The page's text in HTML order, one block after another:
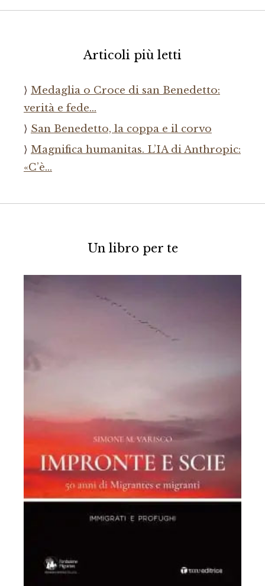
Articoli più letti
Medaglia o Croce di san Benedetto:
verità e fede…
San Benedetto, la coppa e il corvo
Magnifica humanitas. L’IA di Anthropic:
«C’è…
Un libro per te